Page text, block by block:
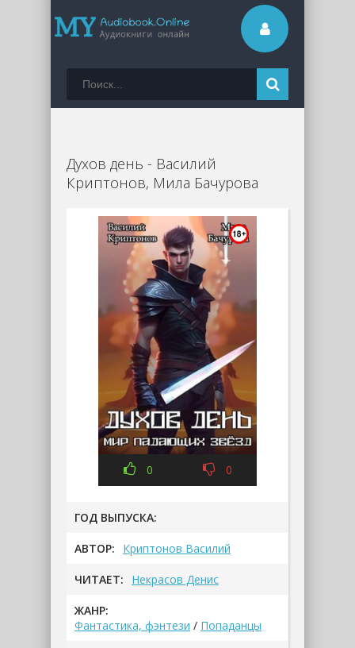
Духов день - Василий
Криптонов, Мила Бачурова
0 0
ГОД ВЫПУСКА:
АВТОР: Криптонов Василий
ЧИТАЕТ: Некрасов Денис
ЖАНР:
Фантастика, фэнтези / Попаданцы